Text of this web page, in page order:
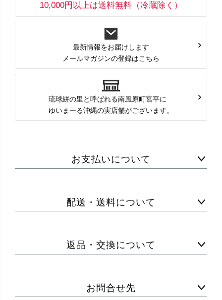
10,000円以上は送料無料（冷蔵除く）
最新情報をお届けします
メールマガジンの登録はこちら
琉球絣の里と呼ばれる南風原町宮平に
ゆいまーる沖縄の実店舗がございます。
お支払いについて
配送・送料について
返品・交換について
お問合せ先